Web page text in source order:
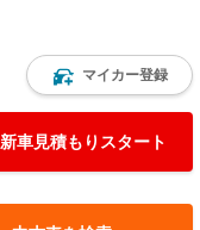
マイカー登録
新車見積もりスタート